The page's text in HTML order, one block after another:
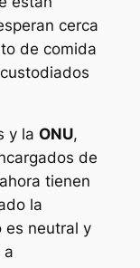
cerca
de comida
y la ONU,
de
tienen
la
es neutral y
a